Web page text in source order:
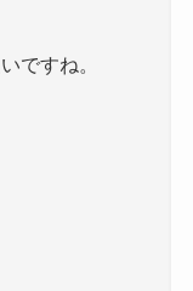
ですね。